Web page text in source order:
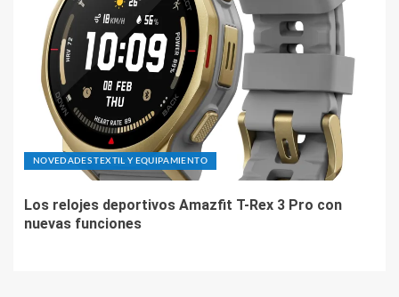
NOVEDADES TEXTIL Y EQUIPAMIENTO
Los relojes deportivos Amazfit T-Rex 3 Pro con
nuevas funciones